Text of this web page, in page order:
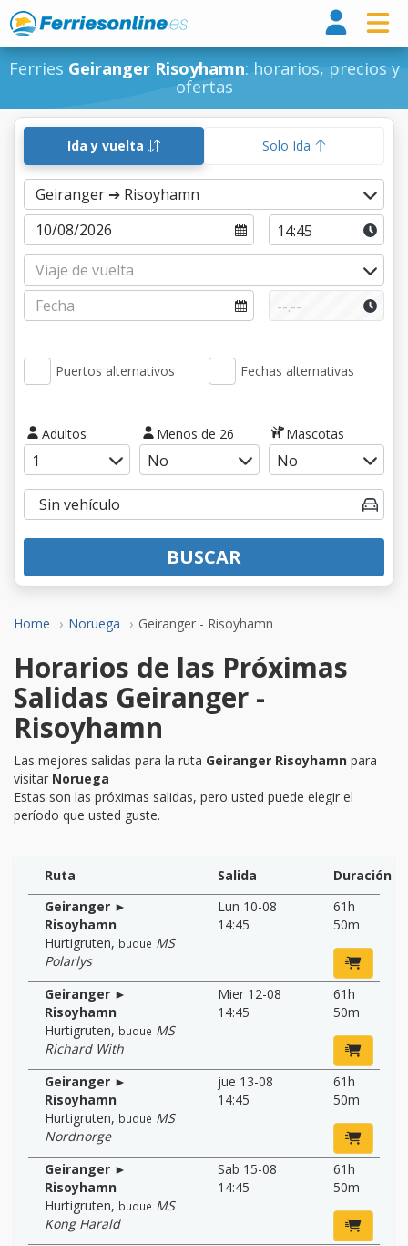
Ferries Geiranger Risoyhamn: horarios, precios y
ofertas
Home Noruega Geiranger - Risoyhamn
Ida y vuelta Solo Ida
Puertos alternativos Fechas alternativas
Adultos Menos de 26 Mascotas
BUSCAR
Horarios de las Próximas
Salidas Geiranger -
Risoyhamn
Las mejores salidas para la ruta Geiranger Risoyhamn para
visitar Noruega
Estas son las próximas salidas, pero usted puede elegir el
período que usted guste.
Ruta Salida
Duración
Geiranger ►
Risoyhamn
Hurtigruten, buque MS
Polarlys
Lun 10-08
14:45
61h
50m
Geiranger ►
Risoyhamn
Hurtigruten, buque MS
Richard With
Mier 12-08
14:45
61h
50m
Geiranger ►
Risoyhamn
Hurtigruten, buque MS
Nordnorge
jue 13-08
14:45
61h
50m
Geiranger ►
Risoyhamn
Hurtigruten, buque MS
Kong Harald
Sab 15-08
14:45
61h
50m